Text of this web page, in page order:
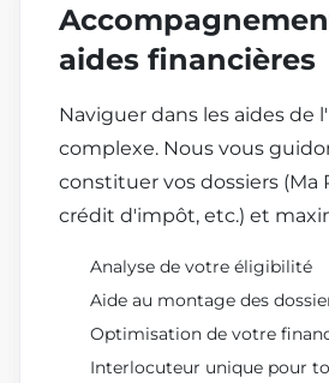
aides financières
Naviguer dans les aides de
complexe. Nous vous
constituer vos dossiers (Ma
crédit d'impôt, etc.) et
Analyse de votre éligibilité
Aide au montage des
Optimisation de votre
Interlocuteur unique pour